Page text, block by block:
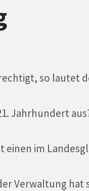
so lautet
Jahrhundert
im
Verwaltung hat